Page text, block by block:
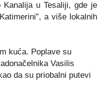
u Tesaliji, gde je
a više lokalnih
kuća. Poplave su
Vasilis
da su priobalni putevi